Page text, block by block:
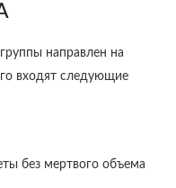
направлен на
входят следующие
без мертвого объема